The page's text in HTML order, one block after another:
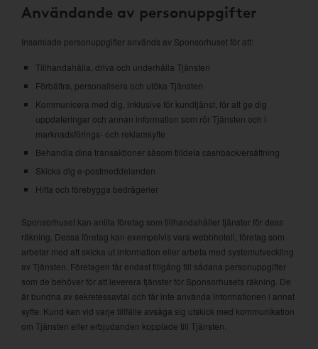
Användande av personuppgifter
Insamlade personuppgifter används av Sponsorhuset för att:
Tillhandahålla, driva och underhålla Tjänsten
Förbättra, personalisera och utöka Tjänsten
Kommunicera med dig, inklusive för kundtjänst, för att ge dig
uppdateringar och annan information som rör Tjänsten och i
marknadsförings- och reklamsyfte
Behandla dina transaktioner såsom tilldela cashback/ersättning
Skicka dig e-postmeddelanden
Hitta och förebygga bedrägerier
Sponsorhuset kan anlita företag som tillhandahåller tjänster för dess
räkning. Dessa företag kan exempelvis vara webbhotell, företag som
arbetar med att skicka ut information eller arbeta med systemutveckling
av Tjänsten. Företagen får endast tillgång till sådana personuppgifter
som de behöver för att leverera tjänster för Sponsorhusets räkning. De
är bundna av sekretessavtal och får inte använda informationen i annat
syfte. Kund kan vid varje tillfälle avsäga sig utskick med kommunikation
om Tjänsten eller erbjudanden kopplade till Tjänsten.